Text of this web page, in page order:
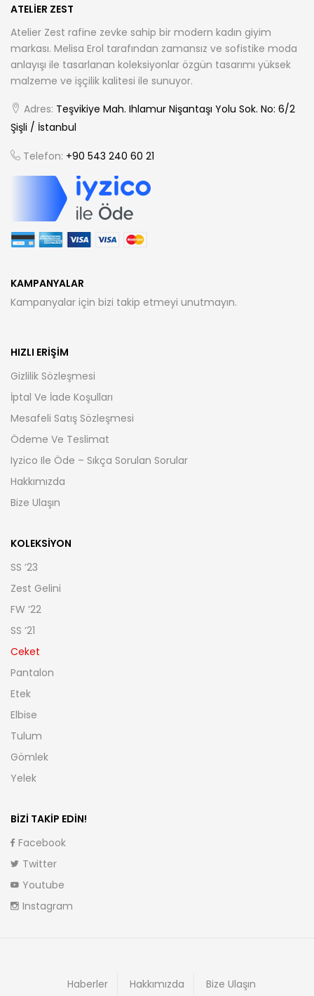
ATELIER ZEST
Atelier Zest rafine zevke sahip bir modern kadın giyim
markası. Melisa Erol tarafından zamansız ve sofistike moda
anlayışı ile tasarlanan koleksiyonlar özgün tasarımı yüksek
malzeme ve işçilik kalitesi ile sunuyor.
Adres: Teşvikiye Mah. Ihlamur Nişantaşı Yolu Sok. No: 6/2
Şişli / İstanbul
Telefon: +90 543 240 60 21
KAMPANYALAR
Kampanyalar için bizi takip etmeyi unutmayın.
HIZLI ERIŞIM
Gizlilik Sözleşmesi
İptal Ve İade Koşulları
Mesafeli Satış Sözleşmesi
Ödeme Ve Teslimat
Iyzico Ile Öde – Sıkça Sorulan Sorular
Hakkımızda
Bize Ulaşın
KOLEKSIYON
SS ’23
Zest Gelini
FW ’22
SS ’21
Ceket
Pantalon
Etek
Elbise
Tulum
Gömlek
Yelek
BIZI TAKIP EDIN!
Facebook
Twitter
Youtube
Instagram
Haberler Hakkımızda Bize Ulaşın